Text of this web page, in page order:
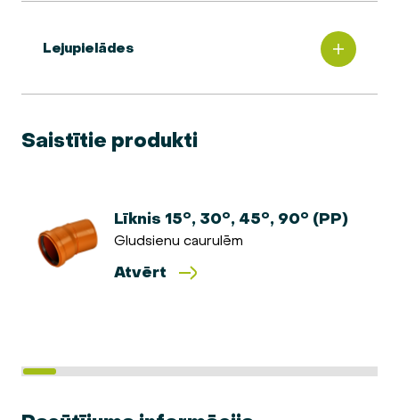
Lejupielādes
Saistītie produkti
Līknis 15°, 30°, 45°, 90° (PP)
Gludsienu caurulēm
Atvērt